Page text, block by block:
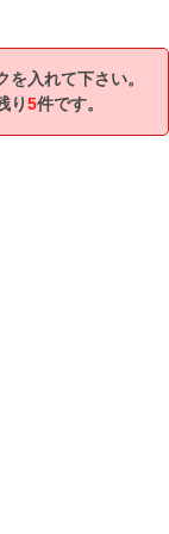
入れて下さい。
り5件です。